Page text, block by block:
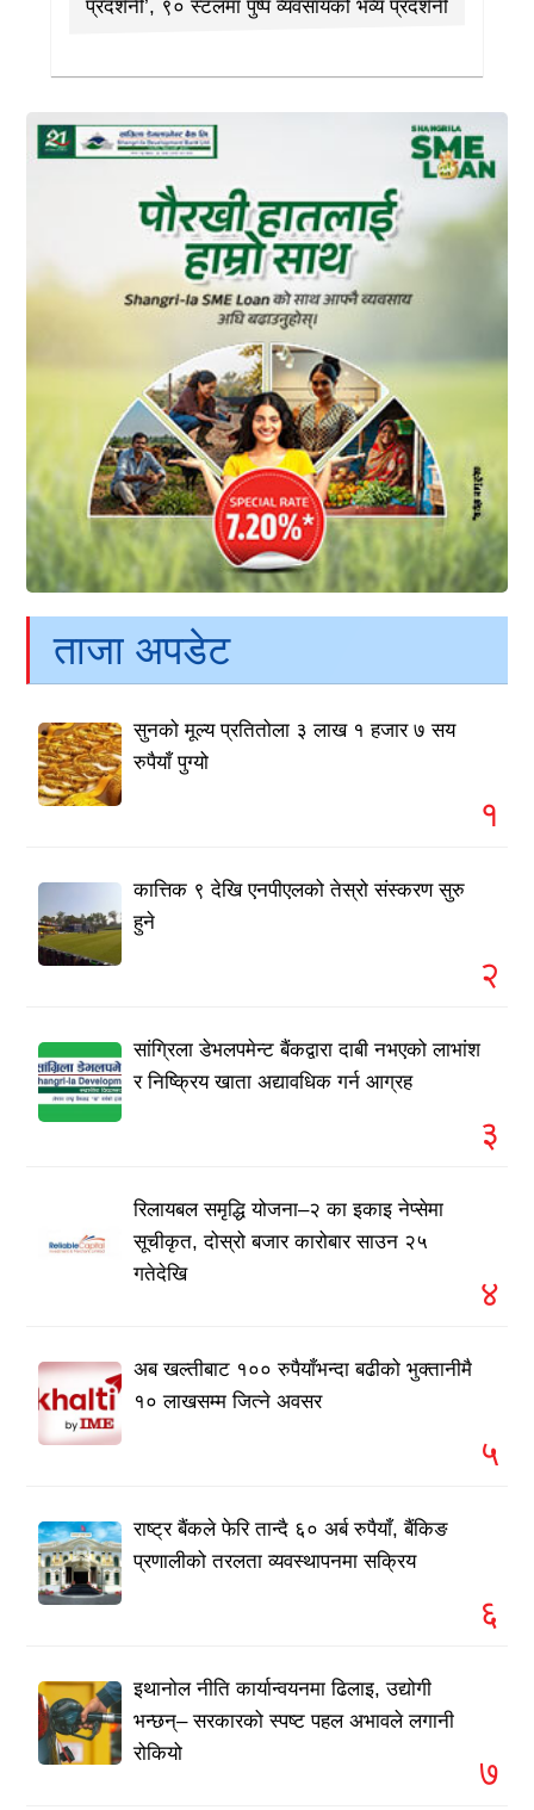
प्रदर्शनी’, ९० स्टलमा पुष्प व्यवसायको भव्य प्रदर्शनी
ताजा अपडेट
सुनको मूल्य प्रतितोला ३ लाख १ हजार ७ सय
रुपैयाँ पुग्यो
१
कात्तिक ९ देखि एनपीएलको तेस्रो संस्करण सुरु
हुने
२
सांग्रिला डेभलपमेन्ट बैंकद्वारा दाबी नभएको लाभांश
र निष्क्रिय खाता अद्यावधिक गर्न आग्रह
३
रिलायबल समृद्धि योजना–२ का इकाइ नेप्सेमा
सूचीकृत, दोस्रो बजार कारोबार साउन २५
गतेदेखि
४
अब खल्तीबाट १०० रुपैयाँभन्दा बढीको भुक्तानीमै
१० लाखसम्म जित्ने अवसर
५
राष्ट्र बैंकले फेरि तान्दै ६० अर्ब रुपैयाँ, बैंकिङ
प्रणालीको तरलता व्यवस्थापनमा सक्रिय
६
इथानोल नीति कार्यान्वयनमा ढिलाइ, उद्योगी
भन्छन्– सरकारको स्पष्ट पहल अभावले लगानी
रोकियो
७